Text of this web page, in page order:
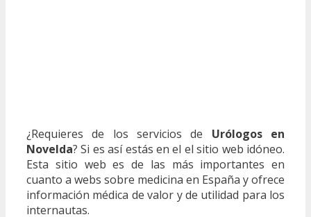
¿Requieres de los servicios de Urólogos en
Novelda? Si es así estás en el el sitio web idóneo.
Esta sitio web es de las más importantes en
cuanto a webs sobre medicina en España y ofrece
información médica de valor y de utilidad para los
internautas.